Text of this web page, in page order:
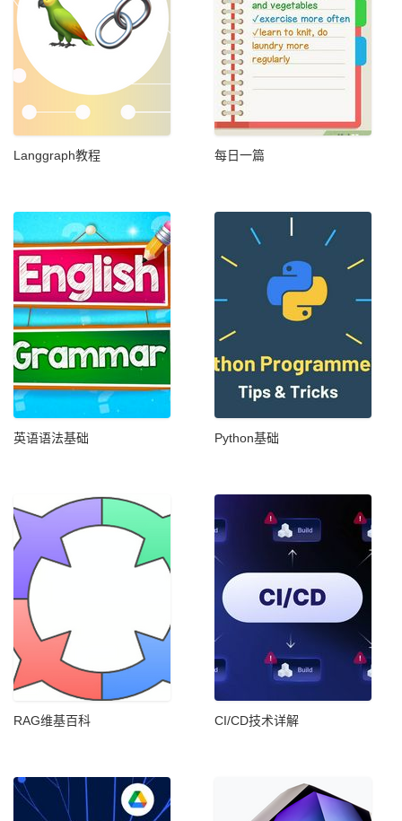
Langgraph教程 每日一篇
英语语法基础 Python基础
RAG维基百科 CI/CD技术详解